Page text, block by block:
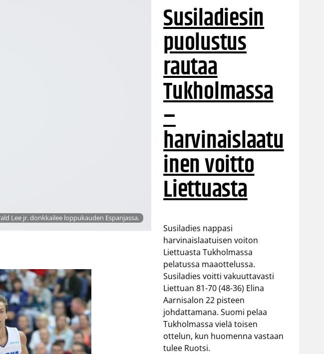
Lee jr. donkkailee loppukauden Espanjassa.
Susiladiesin
puolustus
rautaa
Tukholmassa
–
harvinaislaatu
inen voitto
Liettuasta
Susiladies nappasi
harvinaislaatuisen voiton
Liettuasta Tukholmassa
pelatussa maaottelussa.
Susiladies voitti vakuuttavasti
Liettuan 81-70 (48-36) Elina
Aarnisalon 22 pisteen
johdattamana. Suomi pelaa
Tukholmassa vielä toisen
ottelun, kun huomenna vastaan
tulee Ruotsi.